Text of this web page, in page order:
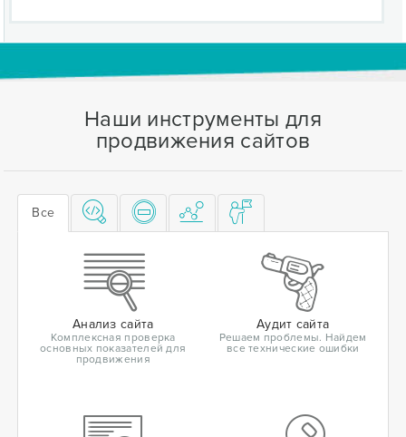
Наши инструменты для
продвижения сайтов
Все
Анализ сайта
Комплексная проверка
основных показателей для
продвижения
Аудит сайта
Решаем проблемы. Найдем
все технические ошибки